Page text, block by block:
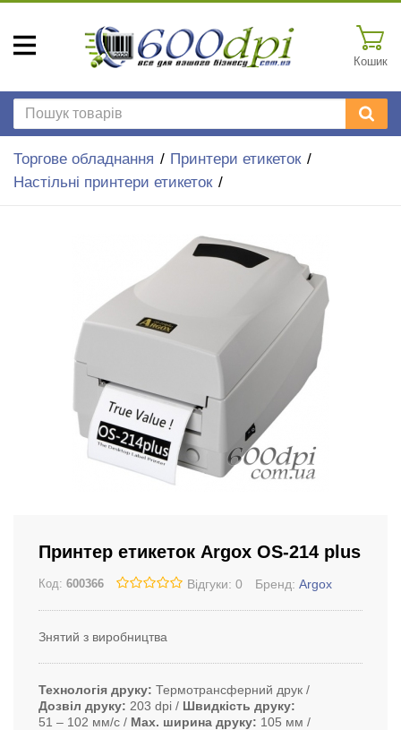
Кошик
Торгове обладнання
Принтери етикеток
Настільні принтери етикеток
Принтер етикеток Argox OS-214 plus
Код: 600366 Відгуки: 0 Бренд: Argox
Знятий з виробництва
Технологія друку Термотрансферний друк
Дозвіл друку
203 dpi
Швидкість друку
51 ‒ 102 мм/с
Max. ширина друку
105 мм